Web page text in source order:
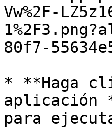
Vw%2F-
80f7-
* **Haga
aplicación
para